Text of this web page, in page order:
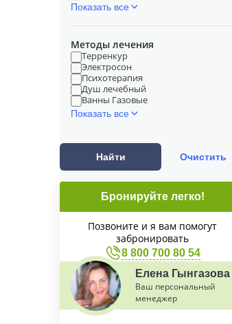
Показать все
Методы лечения
Терренкур
Электросон
Психотерапия
Душ лечебный
Ванны Газовые
Показать все
Найти Очистить
Бронируйте легко!
Позвоните и я вам помогут
забронировать
8 800 700 80 54
Елена Гынгазова
Ваш персональный
менеджер